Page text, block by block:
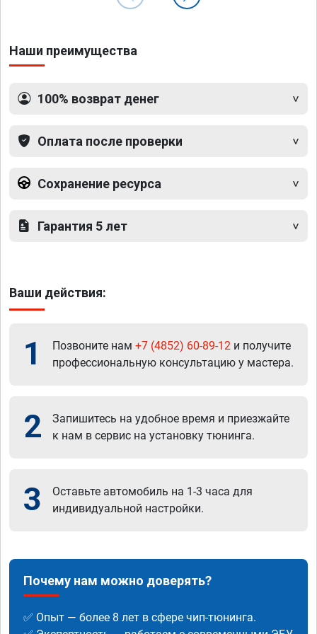
Наши преимущества
100% возврат денег
Оплата после проверки
Сохранение ресурса
Гарантия 5 лет
Ваши действия:
1 Позвоните нам +7 (4852) 60-89-12 и получите
профессиональную консультацию у мастера.
2
Запишитесь на удобное время и приезжайте
к нам в сервис на установку тюнинга.
3
Оставьте автомобиль на 1-3 часа для
индивидуальной настройки.
Почему нам можно доверять?
✅ Опыт — более 8 лет в сфере чип-тюнинга.